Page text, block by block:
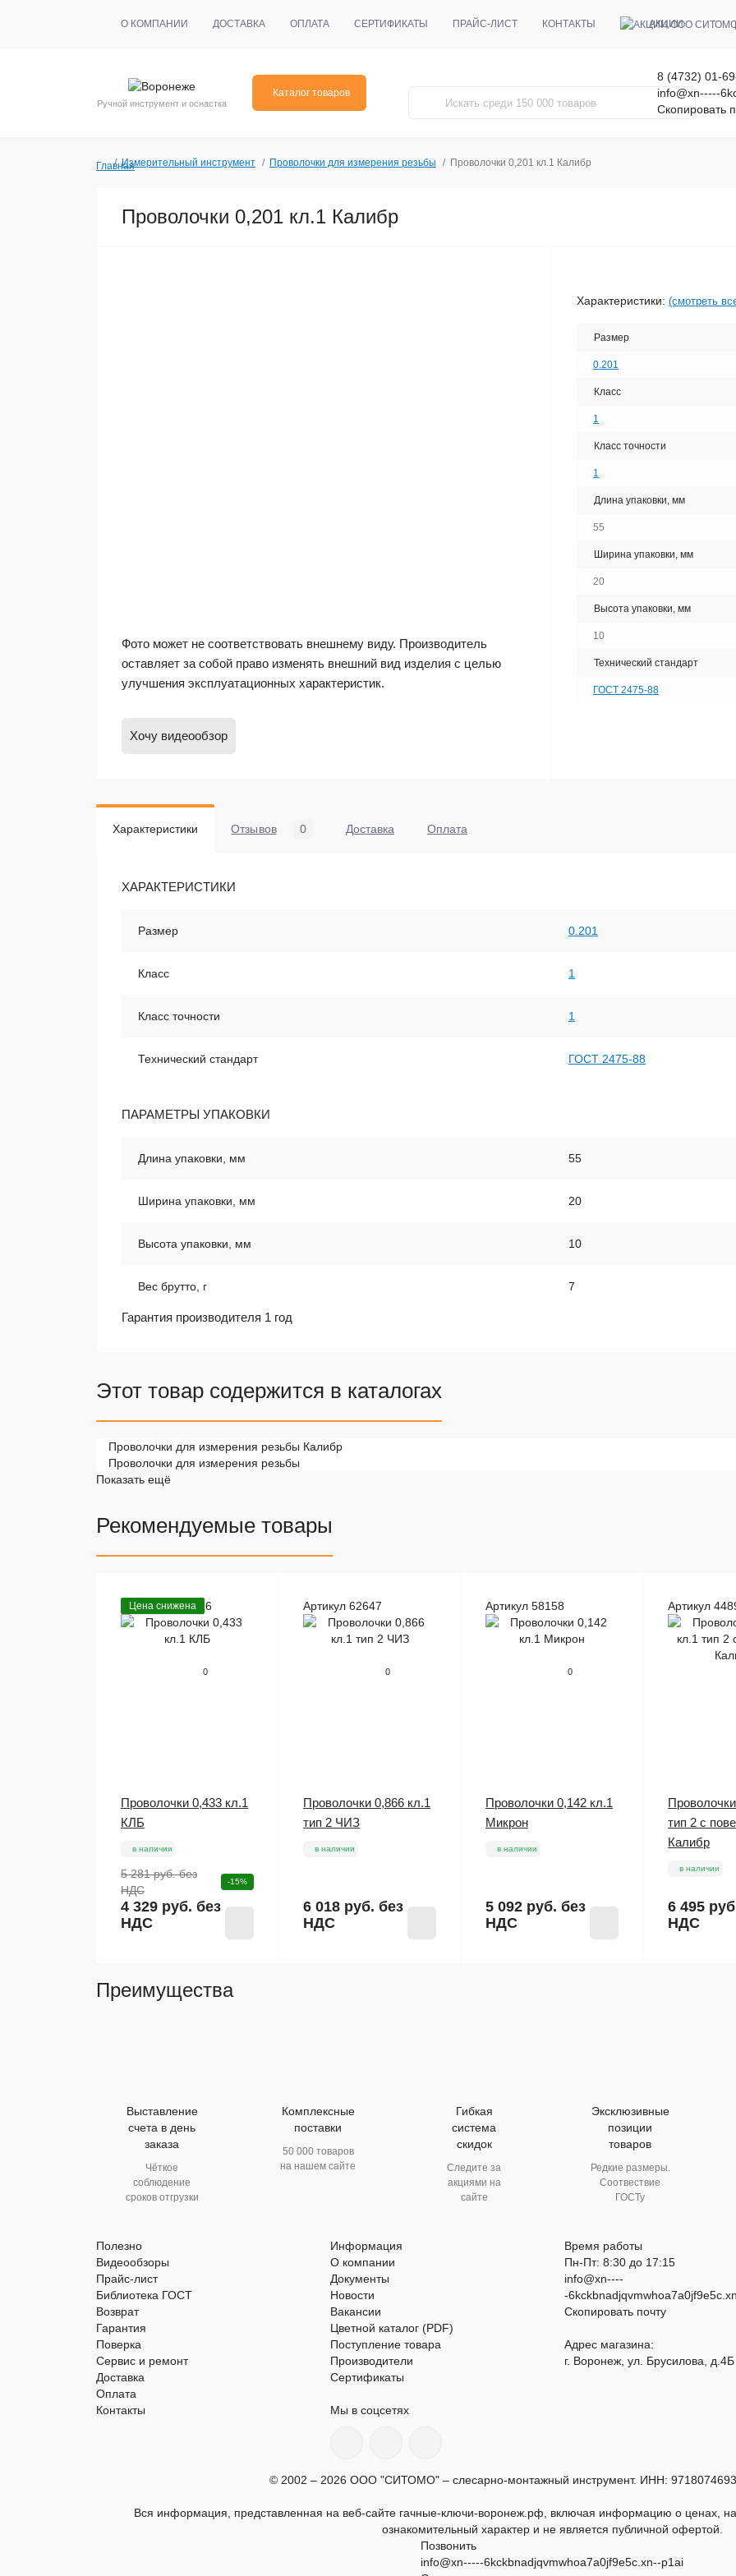
О КОМПАНИИ ДОСТАВКА ОПЛАТА СЕРТИФИКАТЫ ПРАЙС-ЛИСТ КОНТАКТЫ АКЦИИ
Ручной инструмент и оснастка
Каталог товаров
8 (4732) 01-
info@xn-----
Скопировать
ГлавнаяИзмерительный инструмент Проволочки для измерения резьбы Проволочки 0,201 кл.1 Калибр
Проволочки 0,201 кл.1 Калибр
Фото может не соответствовать внешнему виду. Производитель
оставляет за собой право изменять внешний вид изделия с целью
улучшения эксплуатационных характеристик.
Хочу видеообзор
Характеристики: (смотреть
Размер
0.201
Класс
1
Класс точности
1
Длина упаковки, мм
55
Ширина упаковки, мм
20
Высота упаковки, мм
10
Технический стандарт
ГОСТ 2475-88
Характеристики Отзывов 0 Доставка Оплата
ХАРАКТЕРИСТИКИ
Размер 0.201
Класс 1
Класс точности 1
Технический стандарт ГОСТ 2475-88
ПАРАМЕТРЫ УПАКОВКИ
Длина упаковки, мм 55
Ширина упаковки, мм 20
Высота упаковки, мм 10
Вес брутто, г 7
Гарантия производителя 1 год
Этот товар содержится в каталогах
Проволочки для измерения резьбы Калибр
Проволочки для измерения резьбы
Показать ещё
Рекомендуемые товары
Артикул 1181976
Цена снижена
0
Проволочки 0,433 кл.1
КЛБ
в наличии
5 281 руб.без
НДС
-15%
4 329 руб. без
НДС
Артикул 62647
0
Проволочки 0,866 кл.1
тип 2 ЧИЗ
в наличии
6 018 руб. без
НДС
Артикул 58158
0
Проволочки 0,142 кл.1
Микрон
в наличии
5 092 руб. без
НДС
Артикул
тип 2 с
Калибр
в наличии
6 495
НДС
Преимущества
Выставление
счета в день
заказа
Чёткое
соблюдение
сроков отгрузки
Комплексные
поставки
50 000 товаров
на нашем сайте
Гибкая
система
скидок
Следите за
акциями на
сайте
Эксклюзивные
позиции
товаров
Редкие размеры.
Соотвествие
ГОСТу
Полезно
Видеообзоры
Прайс-лист
Библиотека ГОСТ
Возврат
Гарантия
Поверка
Сервис и ремонт
Доставка
Оплата
Контакты
Информация
О компании
Документы
Новости
Вакансии
Цветной каталог (PDF)
Поступление товара
Производители
Сертификаты
Мы в соцсетях
Время работы
Пн-Пт: 8:30 до 17:15
info@xn----
-
Скопировать почту
Адрес магазина:
г. Воронеж, ул. Брусилова, д.4Б
© 2002 – 2026 ООО "СИТОМО" – слесарно-монтажный инструмент. ИНН:
Вся информация, представленная на веб-сайте гачные-ключи-воронеж.рф, включая информацию о ценах,
ознакомительный характер и не является публичной офертой.
Позвонить
info@xn-----6kckbnadjqvmwhoa7a0jf9e5c.xn--p1ai